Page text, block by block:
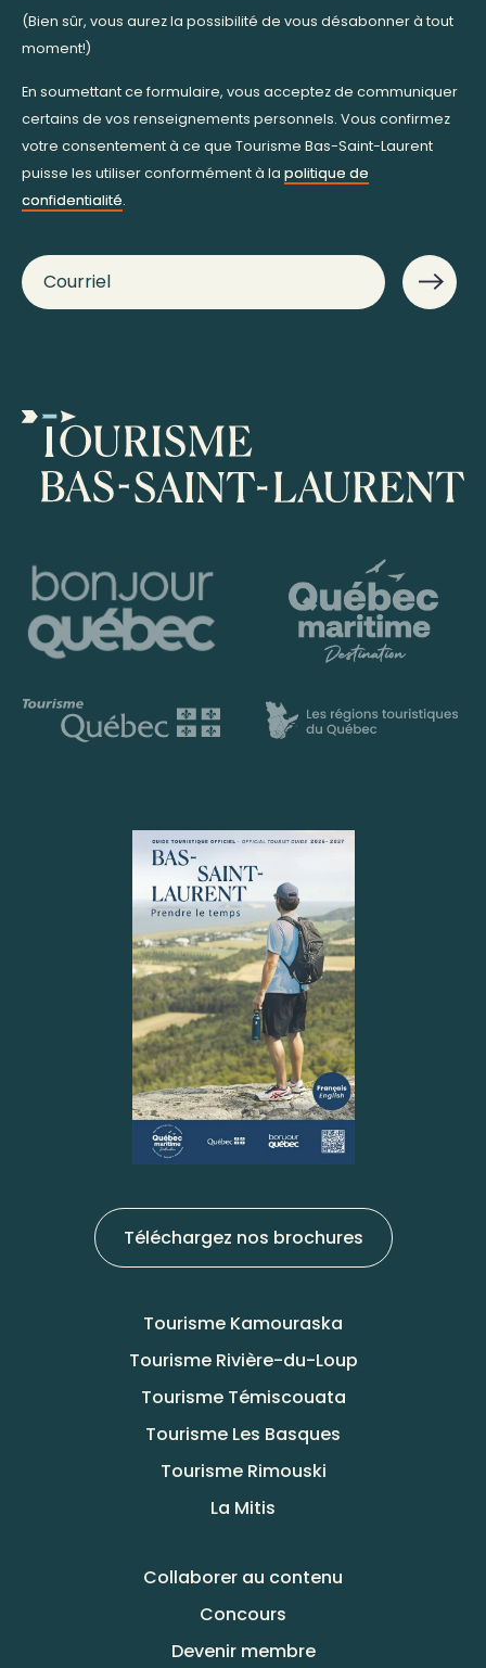
(Bien sûr, vous aurez la possibilité de vous désabonner à tout
moment!)
En soumettant ce formulaire, vous acceptez de communiquer
certains de vos renseignements personnels. Vous confirmez
votre consentement à ce que Tourisme Bas-Saint-Laurent
puisse les utiliser conformément à la politique de
confidentialité.
Téléchargez nos brochures
Tourisme Kamouraska
Tourisme Rivière-du-Loup
Tourisme Témiscouata
Tourisme Les Basques
Tourisme Rimouski
La Mitis
Collaborer au contenu
Concours
Devenir membre